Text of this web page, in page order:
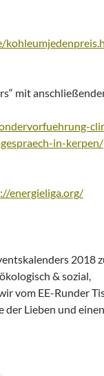
mit
in-kerpen/
energieliga.org/
2018
& sozial,
vom EE-Runder
Lieben und